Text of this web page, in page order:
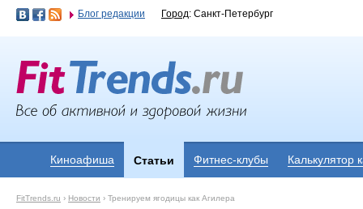
Блог редакции Город: Санкт-Петербург
Киноафиша Статьи Фитнес-клубы Калькулятор
FitTrends.ru › Новости › Тренируем ягодицы как Агилера